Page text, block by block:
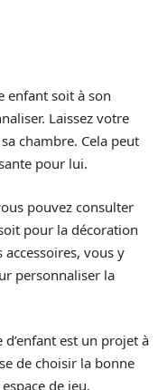
enfant soit à son
Laissez votre
chambre. Cela peut
pour lui.
pouvez consulter
pour la décoration
vous y
personnaliser la
est un projet à
de choisir la bonne
de jeu,